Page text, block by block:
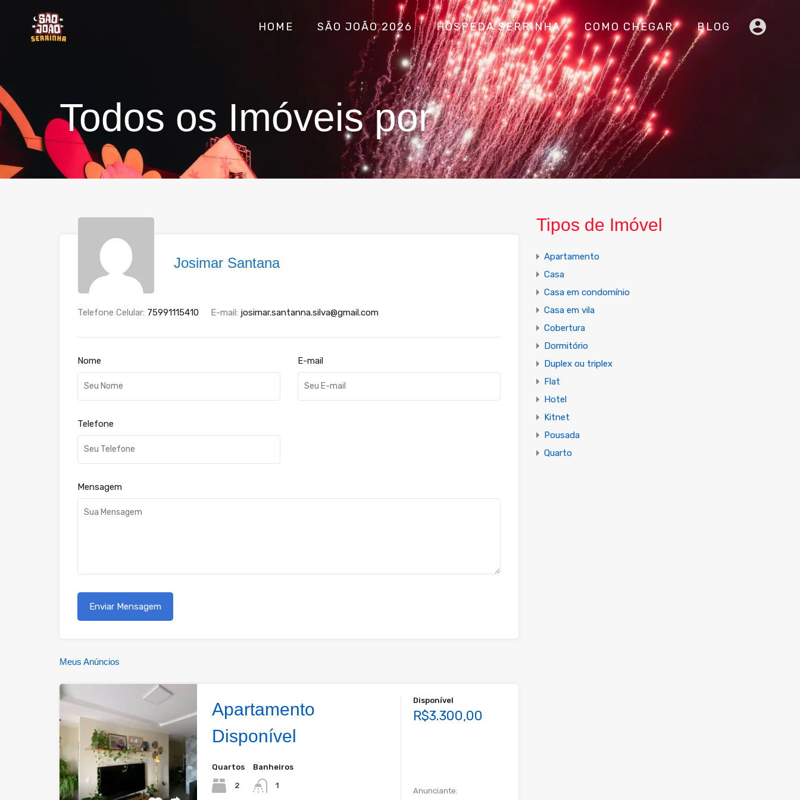
HOME SÃO JOÃO 2026 HOSPEDA SERRINHA COMO CHEGAR BLOG
Todos os Imóveis por
Josimar Santana
Telefone Celular: 75991115410 E-mail: josimar.santanna.silva@gmail.com
Nome E-mail
Telefone
Mensagem
Meus Anúncios
Apartamento
Disponível
Quartos
2
Banheiros
1
Disponível
R$3.300,00
Anunciante:
Tipos de Imóvel
Apartamento
Casa
Casa em condomínio
Casa em vila
Cobertura
Dormitório
Duplex ou triplex
Flat
Hotel
Kitnet
Pousada
Quarto